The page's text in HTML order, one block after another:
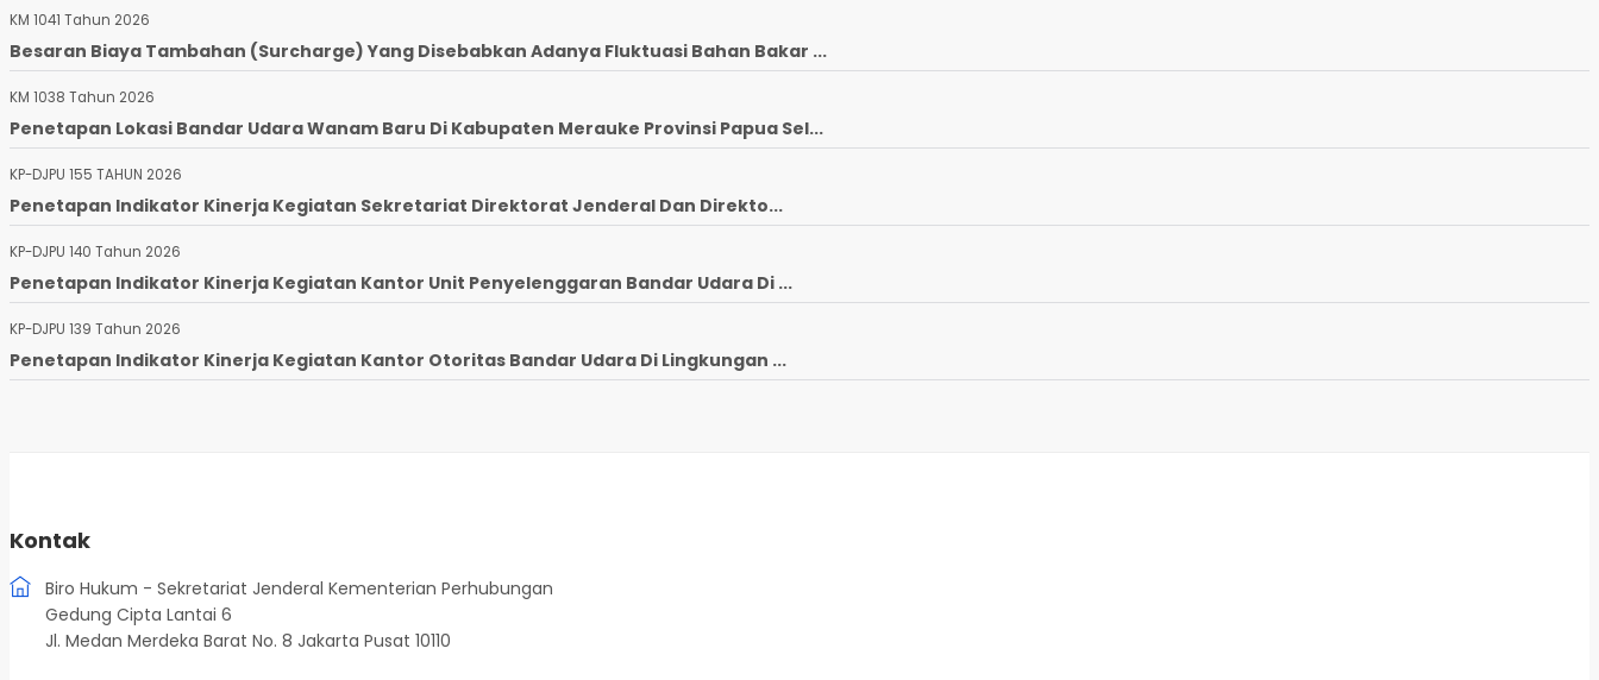
KM 1041 Tahun 2026
Besaran Biaya Tambahan (Surcharge) Yang Disebabkan Adanya Fluktuasi Bahan Bakar ...
KM 1038 Tahun 2026
Penetapan Lokasi Bandar Udara Wanam Baru Di Kabupaten Merauke Provinsi Papua Sel...
KP-DJPU 155 TAHUN 2026
Penetapan Indikator Kinerja Kegiatan Sekretariat Direktorat Jenderal Dan Direkto...
KP-DJPU 140 Tahun 2026
Penetapan Indikator Kinerja Kegiatan Kantor Unit Penyelenggaran Bandar Udara Di ...
KP-DJPU 139 Tahun 2026
Penetapan Indikator Kinerja Kegiatan Kantor Otoritas Bandar Udara Di Lingkungan ...
Kontak
Biro Hukum - Sekretariat Jenderal Kementerian Perhubungan
Gedung Cipta Lantai 6
Jl. Medan Merdeka Barat No. 8 Jakarta Pusat 10110